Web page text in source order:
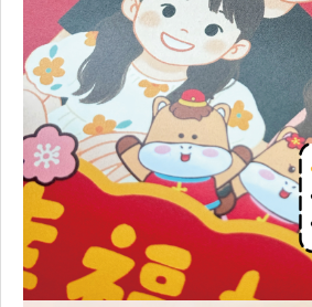
粉圓體
標楷體
微軟正黑體
行書體
宋體